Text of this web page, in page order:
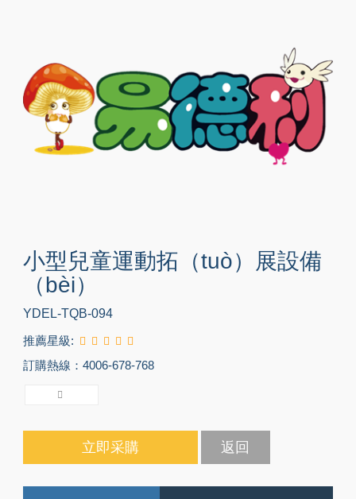
小型兒童運動拓（tuò）展設備
（bèi）
YDEL-TQB-094
推薦星級:
訂購熱線：4006-678-768
立即采購 返回